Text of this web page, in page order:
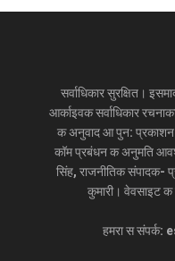
सर्वाधिकार सुरक्षित।
आर्काइवक सर्वाधिकार
क अनुवाद आ पुन: प्रकाशन
कॉम प्रबंधन क अनुमति
सिंह, राजनीतिक संपादक-
कुमारी। वेवसाइट
हमरा स